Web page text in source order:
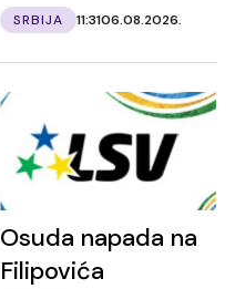
SRBIJA 11:3106.08.2026.
Osuda napada na
Filipovića